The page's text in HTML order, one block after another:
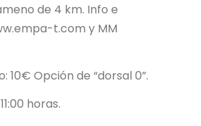
de 4 km. Info e
t.com y MM
10€ Opción de “dorsal 0”.
horas.